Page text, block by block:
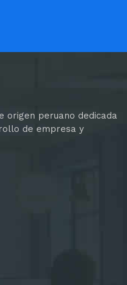
origen peruano dedicada
de empresa y